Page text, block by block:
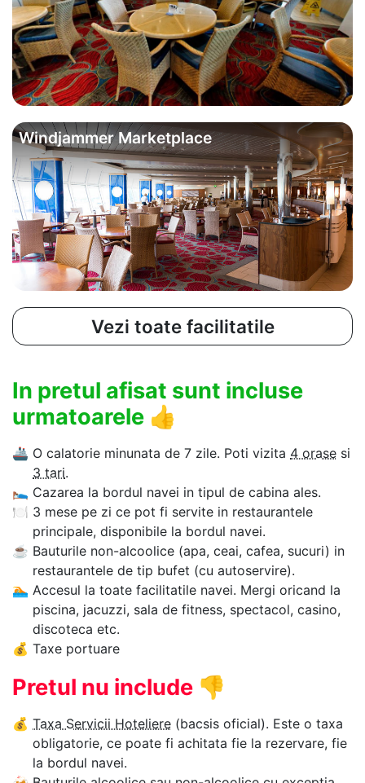
Windjammer Marketplace
Vezi toate facilitatile
In pretul afisat sunt incluse
urmatoarele 👍
🚢 O calatorie minunata de 7 zile. Poti vizita 4 orase si
3 tari.
🛌 Cazarea la bordul navei in tipul de cabina ales.
🍽 3 mese pe zi ce pot fi servite in restaurantele
principale, disponibile la bordul navei.
☕ Bauturile non-alcoolice (apa, ceai, cafea, sucuri) in
restaurantele de tip bufet (cu autoservire).
🏊‍ Accesul la toate facilitatile navei. Mergi oricand la
piscina, jacuzzi, sala de fitness, spectacol, casino,
discoteca etc.
💰 Taxe portuare
Pretul nu include 👎
💰 Taxa Servicii Hoteliere (bacsis oficial). Este o taxa
obligatorie, ce poate fi achitata fie la rezervare, fie
la bordul navei.